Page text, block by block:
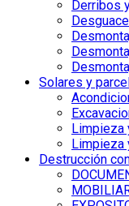
Derribos
Solares y
Limpieza
Limpieza
Destrucción